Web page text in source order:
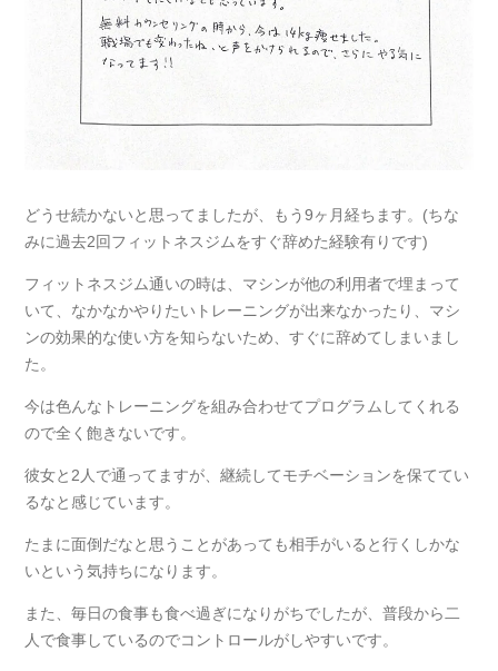
どうせ続かないと思ってましたが、もう9ヶ月経ちます。(ちな
みに過去2回フィットネスジムをすぐ辞めた経験有りです)
フィットネスジム通いの時は、マシンが他の利用者で埋まって
いて、なかなかやりたいトレーニングが出来なかったり、マシ
ンの効果的な使い方を知らないため、すぐに辞めてしまいまし
た。
今は色んなトレーニングを組み合わせてプログラムしてくれる
ので全く飽きないです。
彼女と2人で通ってますが、継続してモチベーションを保ててい
るなと感じています。
たまに面倒だなと思うことがあっても相手がいると行くしかな
いという気持ちになります。
また、毎日の食事も食べ過ぎになりがちでしたが、普段から二
人で食事しているのでコントロールがしやすいです。